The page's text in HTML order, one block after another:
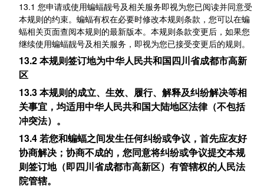
13.1 您申请或使用蝙蝠靓号及相关服务即视为您已阅读并同意受
本规则的约束。蝙蝠有权在必要时修改本规则条款，您可以在蝙
蝠相关页面查阅本规则的最新版本。本规则条款变更后，如果您
继续使用蝙蝠靓号及相关服务，即视为您已接受变更后的规则。
13.2 本规则签订地为中华人民共和国四川省成都市高新
区
13.3 本规则的成立、生效、履行、解释及纠纷解决等相
关事宜，均适用中华人民共和国大陆地区法律（不包括
冲突法）。
13.4 若您和蝙蝠之间发生任何纠纷或争议，首先应友好
协商解决；协商不成的，您同意将纠纷或争议提交本规
则签订地（即四川省成都市高新区）有管辖权的人民法
院管辖。